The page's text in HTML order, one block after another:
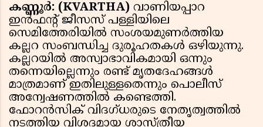
കണ്ണൂർ: (KVARTHA) വാണിയപ്പാറ
ഇൻഫൻ്റ് ജീസസ് പള്ളിയിലെ
സെമിത്തേരിയിൽ സംശയമുണർത്തിയ
കല്ലറ സംബന്ധിച്ച ദുരൂഹതകൾ ഒഴിയുന്നു.
കല്ലറയിൽ അസ്വാഭാവികമായി ഒന്നും
തന്നെയില്ലെന്നും രണ്ട് മൃതദേഹങ്ങൾ
മാത്രമാണ് ഇതിലുള്ളതെന്നും പൊലീസ്
അന്വേഷണത്തിൽ കണ്ടെത്തി.
ഫോറൻസിക് വിദഗ്ധരുടെ നേതൃത്വത്തിൽ
നടത്തിയ വിശദമായ ശാസ്ത്രീയ